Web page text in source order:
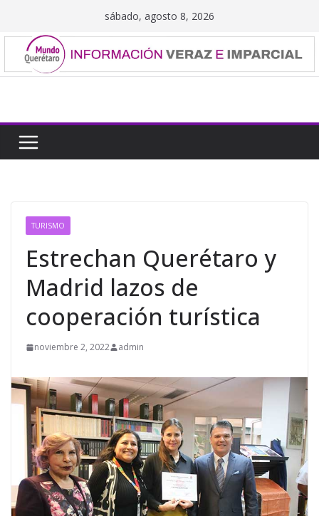
contenido
sábado, agosto 8, 2026
TURISMO
Estrechan Querétaro y
Madrid lazos de
cooperación turística
noviembre 2, 2022 admin